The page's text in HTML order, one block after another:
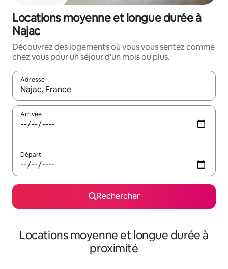
Locations moyenne et longue durée à
Najac
Découvrez des logements où vous vous sentez comme
chez vous pour un séjour d'un mois ou plus.
Adresse
Lorsque les résultats s'affichent, utilisez les flèches vers le
Arrivée
Départ
Rechercher
Locations moyenne et longue durée à
proximité